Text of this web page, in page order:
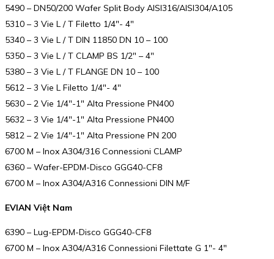
5490 – DN50/200 Wafer Split Body AISI316/AISI304/A105
5310 – 3 Vie L / T Filetto 1/4″- 4″
5340 – 3 Vie L / T DIN 11850 DN 10 – 100
5350 – 3 Vie L / T CLAMP BS 1/2″ – 4″
5380 – 3 Vie L / T FLANGE DN 10 – 100
5612 – 3 Vie L Filetto 1/4″- 4″
5630 – 2 Vie 1/4″-1″ Alta Pressione PN400
5632 – 3 Vie 1/4″-1″ Alta Pressione PN400
5812 – 2 Vie 1/4″-1″ Alta Pressione PN 200
6700 M – Inox A304/316 Connessioni CLAMP
6360 – Wafer-EPDM-Disco GGG40-CF8
6700 M – Inox A304/A316 Connessioni DIN M/F
EVIAN Việt Nam
6390 – Lug-EPDM-Disco GGG40-CF8
6700 M – Inox A304/A316 Connessioni Filettate G 1″- 4″